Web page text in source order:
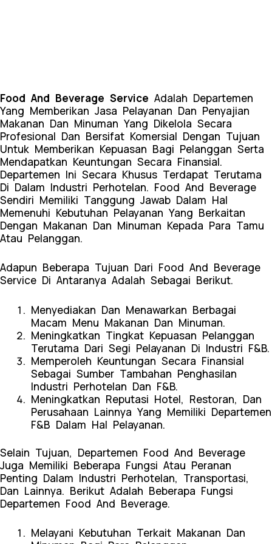
Food And Beverage Service Adalah Departemen
Yang Memberikan Jasa Pelayanan Dan Penyajian
Makanan Dan Minuman Yang Dikelola Secara
Profesional Dan Bersifat Komersial Dengan Tujuan
Untuk Memberikan Kepuasan Bagi Pelanggan Serta
Mendapatkan Keuntungan Secara Finansial.
Departemen Ini Secara Khusus Terdapat Terutama
Di Dalam Industri Perhotelan. Food And Beverage
Sendiri Memiliki Tanggung Jawab Dalam Hal
Memenuhi Kebutuhan Pelayanan Yang Berkaitan
Dengan Makanan Dan Minuman Kepada Para Tamu
Atau Pelanggan.
Adapun Beberapa Tujuan Dari Food And Beverage
Service Di Antaranya Adalah Sebagai Berikut.
Menyediakan Dan Menawarkan Berbagai
Macam Menu Makanan Dan Minuman.
Meningkatkan Tingkat Kepuasan Pelanggan
Terutama Dari Segi Pelayanan Di Industri F&B.
Memperoleh Keuntungan Secara Finansial
Sebagai Sumber Tambahan Penghasilan
Industri Perhotelan Dan F&B.
Meningkatkan Reputasi Hotel, Restoran, Dan
Perusahaan Lainnya Yang Memiliki Departemen
F&B Dalam Hal Pelayanan.
Selain Tujuan, Departemen Food And Beverage
Juga Memiliki Beberapa Fungsi Atau Peranan
Penting Dalam Industri Perhotelan, Transportasi,
Dan Lainnya. Berikut Adalah Beberapa Fungsi
Departemen Food And Beverage.
Melayani Kebutuhan Terkait Makanan Dan